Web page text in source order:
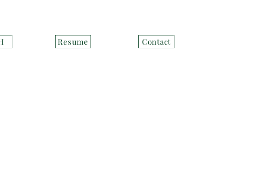
R S
Resume Contact